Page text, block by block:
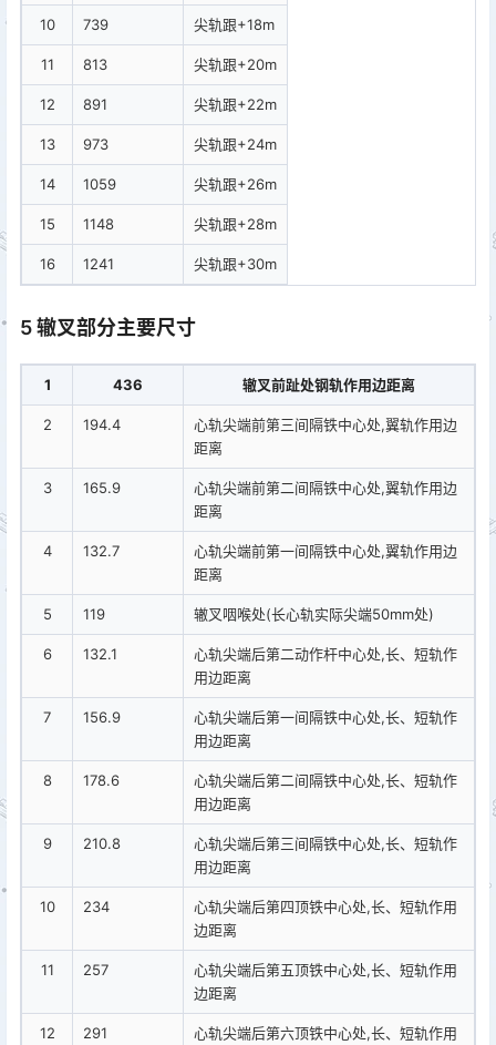
10 739 尖轨跟+18m
11 813 尖轨跟+20m
12 891 尖轨跟+22m
13 973 尖轨跟+24m
14 1059 尖轨跟+26m
15 1148 尖轨跟+28m
16 1241 尖轨跟+30m
5 辙叉部分主要尺寸
1 436 辙叉前趾处钢轨作用边距离
2 194.4
心轨尖端前第三间隔铁中心处,翼轨作用边
距离
3 165.9
心轨尖端前第二间隔铁中心处,翼轨作用边
距离
4 132.7
心轨尖端前第一间隔铁中心处,翼轨作用边
距离
5 119 辙叉咽喉处(长心轨实际尖端50mm处)
6 132.1
心轨尖端后第二动作杆中心处,长、短轨作
用边距离
7 156.9
心轨尖端后第一间隔铁中心处,长、短轨作
用边距离
8 178.6
心轨尖端后第二间隔铁中心处,长、短轨作
用边距离
9 210.8
心轨尖端后第三间隔铁中心处,长、短轨作
用边距离
10 234
心轨尖端后第四顶铁中心处,长、短轨作用
边距离
11 257
心轨尖端后第五顶铁中心处,长、短轨作用
边距离
12 291 心轨尖端后第六顶铁中心处,长、短轨作用